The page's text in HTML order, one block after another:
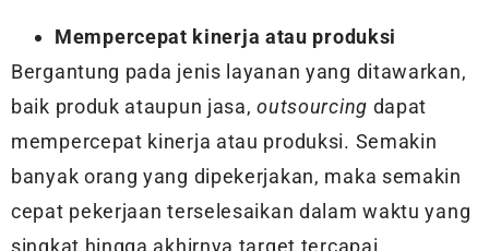
Mempercepat kinerja atau produksi
Bergantung pada jenis layanan yang ditawarkan,
baik produk ataupun jasa,outsourcing dapat
mempercepat kinerja atau produksi. Semakin
banyak orang yang dipekerjakan, maka semakin
cepat pekerjaan terselesaikan dalam waktu yang
singkat hingga akhirnya target tercapai.